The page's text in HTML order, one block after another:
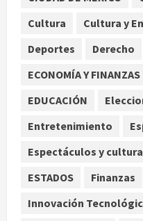
de
Cultura
Cultura y
Deportes
Derecho
ECONOMÍA Y FINANZAS
EDUCACIÓN
Entretenimiento
Espectáculos y cultura
ESTADOS
Finanzas
Innovación